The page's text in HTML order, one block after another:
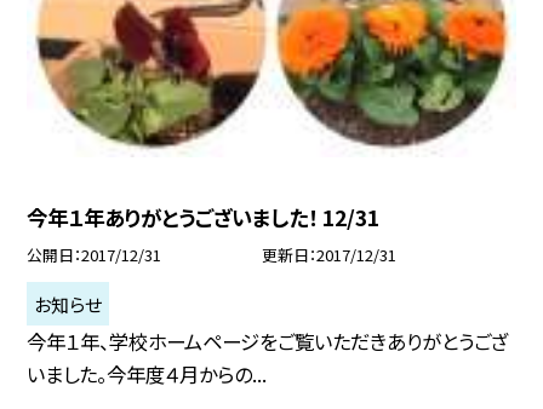
今年１年ありがとうございました！ 12/31
公開日 2017/12/31 更新日 2017/12/31
お知らせ
今年１年、学校ホームページをご覧いただきありがとうござ
いました。今年度４月からの...